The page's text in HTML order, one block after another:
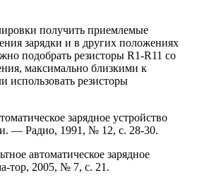
получить приемлемые
зарядки и в других положениях
подобрать резисторы R1-R11 со
максимально близкими к
использовать резисторы
зарядное устройство
— Радио, 1991, № 12, с. 28-30.
автоматическое зарядное
тор, 2005, № 7, с. 21.